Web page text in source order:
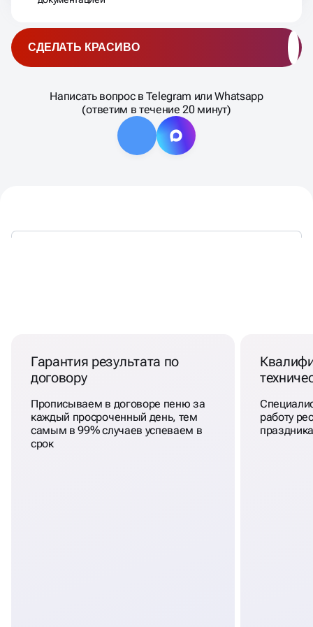
Написать вопрос в Telegram или Whatsapp
(ответим в течение 20 минут)
СДЕЛАТЬ КРАСИВО
Гарантия результата по
договору
Прописываем в договоре пеню за
каждый просроченный день, тем
самым в 99% случаев успеваем в
срок
работу